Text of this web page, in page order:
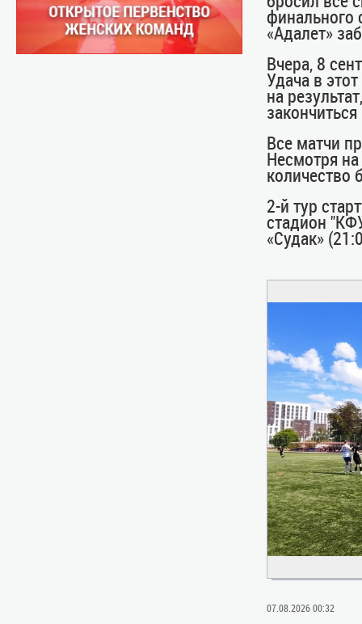
финального
«Адалет»
Вчера, 8
Удача в
на
Все матчи
Несмотря
2-й тур
стадион
«Судак»
07.08.2026 00:32